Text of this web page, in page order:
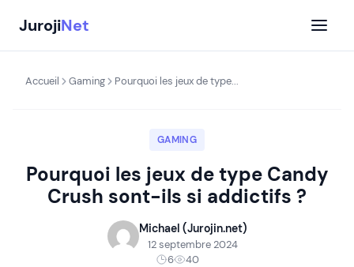
contenu
JurojiNet
Accueil Gaming Pourquoi les jeux de type...
GAMING
Pourquoi les jeux de type Candy
Crush sont-ils si addictifs ?
Michael (Jurojin.net)
12 septembre 2024
6
40